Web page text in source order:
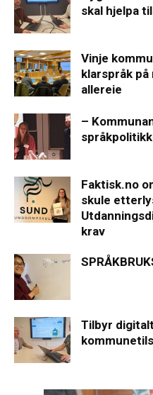
skal hjelpa
Vinje
klarspråk
allereie
–
Faktisk.no
skule
krav
Tilbyr